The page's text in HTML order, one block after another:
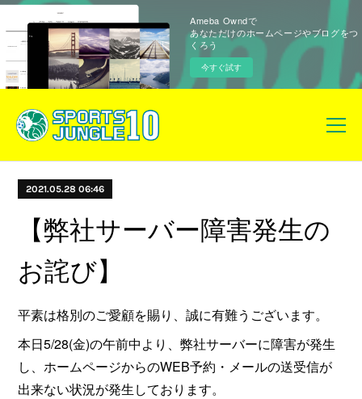
Ameba Owndで
あなただけのホームページやブログをつ
くろう
今すぐ試す
2021.05.28 06:46
【弊社サーバー障害発生の
お詫び】
平素は格別のご愛顧を賜り、誠に有難うございます。
本日5/28(金)の午前中より、弊社サーバーに障害が発生
し、ホームページからのWEB予約・メールの送受信が
出来ない状況が発生しております。